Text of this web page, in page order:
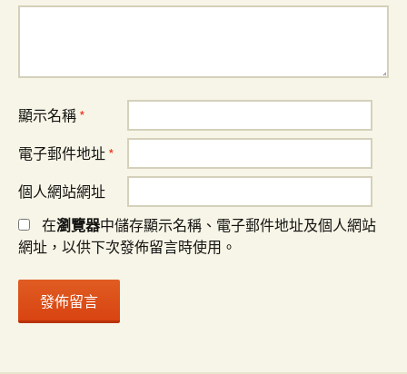
顯示名稱 *
電子郵件地址 *
個人網站網址
在瀏覽器中儲存顯示名稱、電子郵件地址及個人網站
網址，以供下次發佈留言時使用。